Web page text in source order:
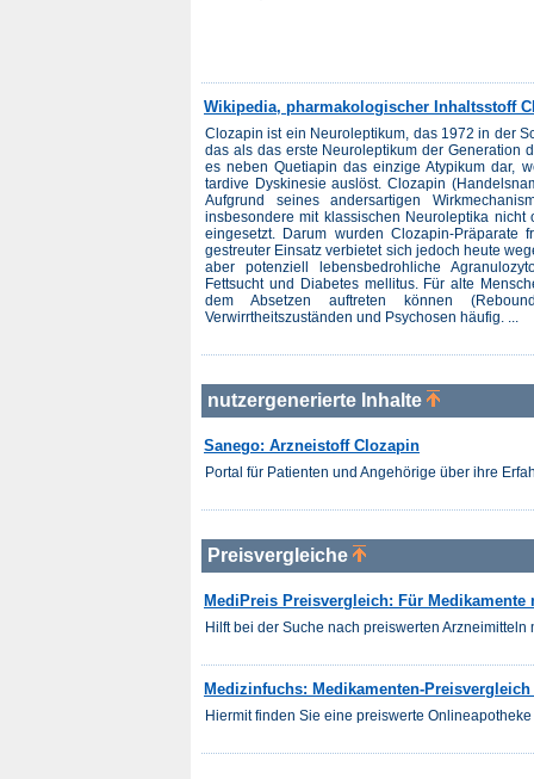
Wikipedia, pharmakologischer Inhaltsstoff
Clozapin ist ein Neuroleptikum, das 1972 in der
das als das erste Neuroleptikum der Generation
es neben Quetiapin das einzige Atypikum dar,
tardive Dyskinesie auslöst. Clozapin
Aufgrund seines andersartigen
insbesondere mit klassischen Neuroleptika
eingesetzt. Darum wurden Clozapin-Präparate
gestreuter Einsatz verbietet sich jedoch heute
aber potenziell lebensbedrohliche
Fettsucht und Diabetes mellitus. Für alte
dem Absetzen auftreten können
Verwirrtheitszuständen und Psychosen häufig. ...
nutzergenerierte Inhalte
Sanego: Arzneistoff Clozapin
Portal für Patienten und Angehörige über ihre
Preisvergleiche
MediPreis Preisvergleich: Für
Hilft bei der Suche nach preiswerten Arzneimitteln
Medizinfuchs: Medikamenten-
Hiermit finden Sie eine preiswerte